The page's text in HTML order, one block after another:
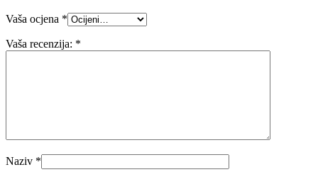
Vaša ocjena *
Vaša recenzija: *
Naziv *